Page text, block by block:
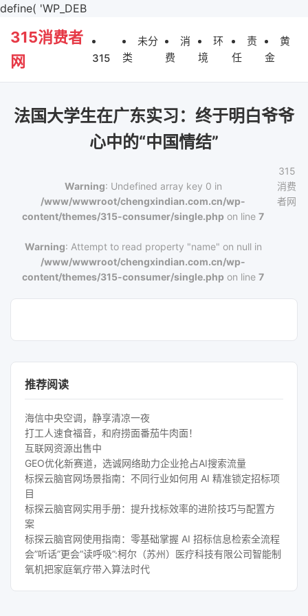
define( 'WP_DEB
315消费者
网
315
未分
类
消
费
环
境
责
任
黄
金
法国大学生在广东实习：终于明白爷爷
心中的“中国情结”
Warning: Undefined array key 0 in
/www/wwwroot/chengxindian.com.cn/wp-
content/themes/315-consumer/single.php on line7
Warning: Attempt to read property "name" on null in
/www/wwwroot/chengxindian.com.cn/wp-
content/themes/315-consumer/single.php on line7
315
消费
者网
推荐阅读
海信中央空调，静享清凉一夜
打工人速食福音，和府捞面番茄牛肉面！
互联网资源出售中
GEO优化新赛道，选诚网络助力企业抢占AI搜索流量
标探云脑官网场景指南：不同行业如何用 AI 精准锁定招标项
目
标探云脑官网实用手册：提升找标效率的进阶技巧与配置方
案
标探云脑官网使用指南：零基础掌握 AI 招标信息检索全流程
会”听话”更会”读呼吸”:柯尔（苏州）医疗科技有限公司智能制
氧机把家庭氧疗带入算法时代